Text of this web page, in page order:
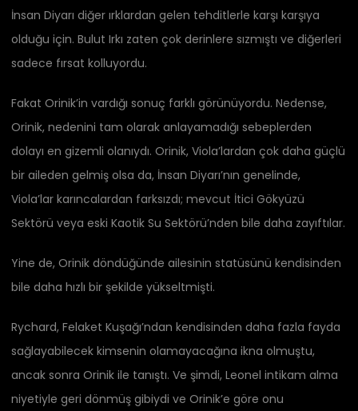
İnsan Diyarı diğer ırklardan gelen tehditlerle karşı karşıya
olduğu için. Bulut Irkı zaten çok derinlere sızmıştı ve diğerleri
sadece fırsat kolluyordu.
Fakat Orinik’in vardığı sonuç farklı görünüyordu. Nedense,
Orinik, nedenini tam olarak anlayamadığı sebeplerden
dolayı en gizemli olanıydı. Orinik, Viola’lardan çok daha güçlü
bir aileden gelmiş olsa da, İnsan Diyarı’nın genelinde,
Viola’lar karıncalardan farksızdı; mevcut İtici Gökyüzü
Sektörü veya eski Kaotik Su Sektörü’nden bile daha zayıftılar.
Yine de, Orinik döndüğünde ailesinin statüsünü kendisinden
bile daha hızlı bir şekilde yükseltmişti.
Rychard, Felaket Kuşağı’ndan kendisinden daha fazla fayda
sağlayabilecek kimsenin olamayacağına ikna olmuştu,
ancak sonra Orinik ile tanıştı. Ve şimdi, Leonel intikam alma
niyetiyle geri dönmüş gibiydi ve Orinik’e göre onu